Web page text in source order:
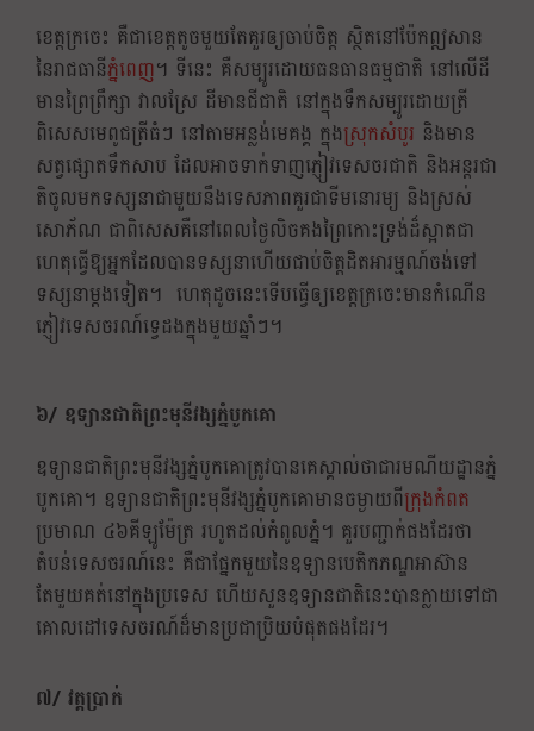
ខេត្តក្រចេះ គឺជាខេត្តតូចមួយតែគួរឲ្យចាប់ចិត្ត សិ្ថតនៅប៉ែកឦសាន
នៃរាជធានីភំ្នពេញ។ ទីនេះ គឺសម្បូរដោយធនធានធម្មជាតិ នៅលើដី
មានព្រៃព្រឹក្សា វាលស្រែ ដីមានជីជាតិ នៅក្នុងទឹកសម្បូរដោយត្រី
ពិសេសមេពូជត្រីធំៗ នៅតាមអន្លង់មេគង្គ ក្នុងស្រុកសំបូរ និងមាន
សត្វផ្សោតទឹកសាប ដែលអាចទាក់ទាញភ្ញៀវទេសចរជាតិ និងអន្តរជា
តិចូលមកទស្សនាជាមួយនឹងទេសភាពគួរជាទីមនោរម្យ និងស្រស់
សោភ័ណ ជាពិសេសគឺនៅពេលថៃ្ងលិចគងព្រៃកោះទ្រង់ដ៏ស្អាតជា
ហេតុធ្វើឱ្យអ្នកដែលបានទស្សនាហើយជាប់ចិត្តដិតអារម្មណ៍ចង់ទៅ
ទស្សនាម្តងទៀត។ ហេតុដូចនេះទើបធ្វើឲ្យខេត្តក្រចេះមានកំណើន
ភ្ញៀវទេសចរណ៍ទេ្វដងក្នុងមួយឆ្នាំៗ។
៦/ ឧទ្យានជាតិព្រះមុនីវង្សភ្នំបូកគោ
ឧទ្យានជាតិព្រះមុនីវង្សភ្នំបូកគោត្រូវបានគេស្គាល់ថាជារមណីយដ្ឋានភ្នំ
បូកគោ។ ឧទ្យានជាតិព្រះមុនីវង្សភ្នំបូកគោមានចម្ងាយពីក្រុងកំពត
ប្រមាណ ៤៦គីឡូម៉ែត្រ រហូតដល់កំពូលភ្នំ។ គួរបញ្ជាក់ផងដែរថា
តំបន់ទេសចរណ៍នេះ គឺជាផ្នែកមួយនៃឧទ្យានបេតិកភណ្ឌអាស៊ាន
តែមួយគត់នៅក្នុងប្រទេស ហើយសួនឧទ្យានជាតិនេះបានក្លាយទៅជា
គោលដៅទេសចរណ៍ដ៏មានប្រជាប្រិយបំផុតផងដែរ។
៧/ វត្តប្រាក់